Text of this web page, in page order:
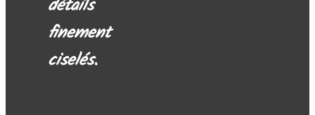
détails
finement
ciselés.